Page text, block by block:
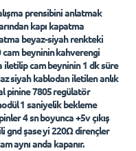
prensibini anlatmak
kapı kapatma
beyaz-siyah renkteki
cam beyninin kahverengi
cam beyninin 1 dk süre
siyah kablodan iletilen anlık
pinine 7805 regülatör
1 saniyelik bekleme
4 sn boyunca +5v çıkış
gnd şase yi 220Ω dirençler
aynı anda kapanır.